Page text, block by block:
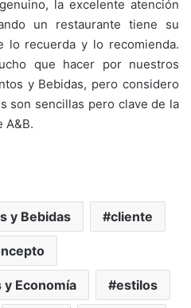
la excelente atención
un restaurante tiene su
lo recuerda y lo recomienda.
que hacer por nuestros
y Bebidas, pero considero
son sencillas pero clave de la
A&B.
y Bebidas cliente
y Economía estilos